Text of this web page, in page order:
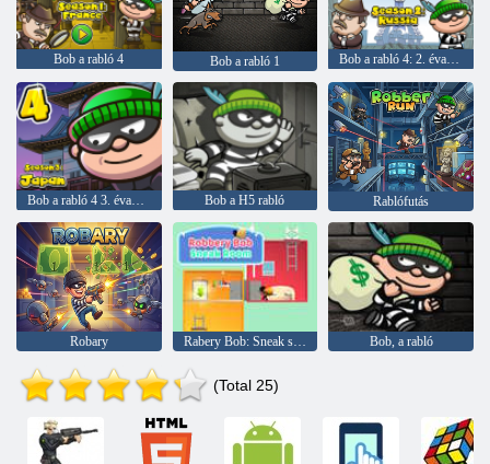
Bob a rabló 4 Bob a rabló 1 Bob a rabló 4: 2. évad Oroszország
Bob a rabló 4 3. évad: Japán Bob a H5 rabló Rablófutás
Robary Rabery Bob: Sneak szoba Bob, a rabló
(Total 25)